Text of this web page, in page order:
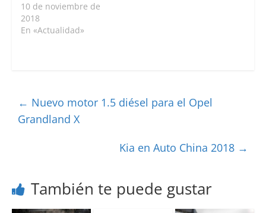
10 de noviembre de
2018
En «Actualidad»
← Nuevo motor 1.5 diésel para el Opel
Grandland X
Kia en Auto China 2018 →
También te puede gustar